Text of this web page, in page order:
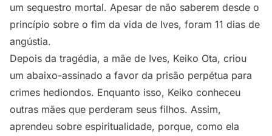
um sequestro mortal. Apesar de não saberem desde o
princípio sobre o fim da vida de Ives, foram 11 dias de
angústia.
Depois da tragédia, a mãe de Ives, Keiko Ota, criou
um abaixo-assinado a favor da prisão perpétua para
crimes hediondos. Enquanto isso, Keiko conheceu
outras mães que perderam seus filhos. Assim,
aprendeu sobre espiritualidade, porque, como ela